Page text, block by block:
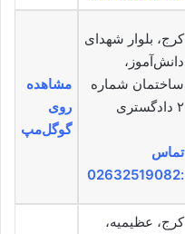
کرج، بلوار شهدای
دانش‌آموز،
ساختمان شماره
۲ دادگستری
تماس
:02632519082
مشاهده
روی
گوگل‌مپ
کرج، عظیمیه،